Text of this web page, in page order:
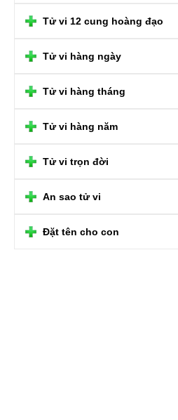
Tử vi 12 cung hoàng đạo
Tử vi hàng ngày
Tử vi hàng tháng
Tử vi hàng năm
Tử vi trọn đời
An sao tử vi
Đặt tên cho con